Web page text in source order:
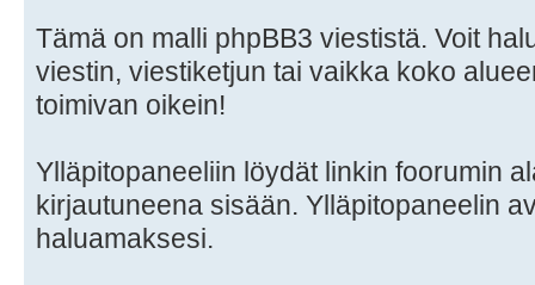
Tämä on malli phpBB3 viestistä. Voit
viestin, viestiketjun tai vaikka koko
toimivan oikein!
Ylläpitopaneeliin löydät linkin foorumin
kirjautuneena sisään. Ylläpitopaneelin
haluamaksesi.